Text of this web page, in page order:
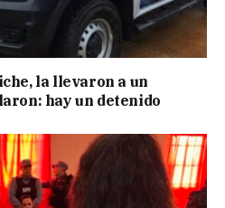
la llevaron a un
hay un detenido